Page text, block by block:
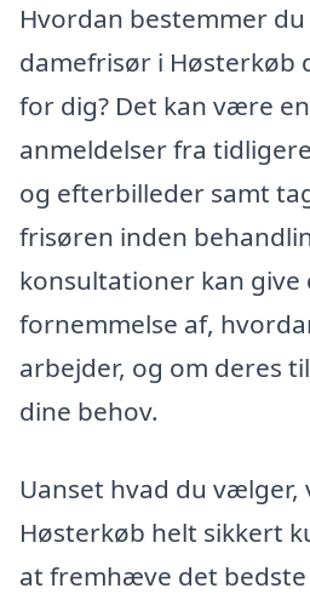
Hvordan bestemmer du
damefrisør i Høsterkøb
for dig? Det kan være
anmeldelser fra
og efterbilleder samt
frisøren inden
konsultationer kan give
fornemmelse af,
arbejder, og om deres
dine behov.
Uanset hvad du vælger,
Høsterkøb helt sikkert
at fremhæve det